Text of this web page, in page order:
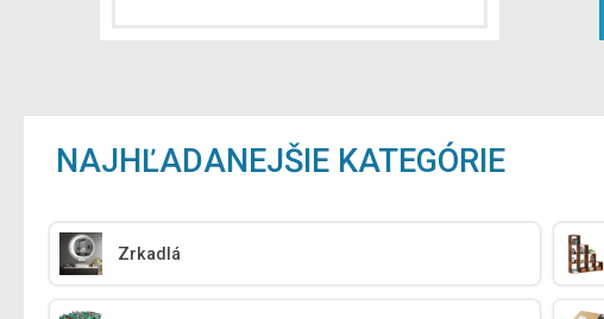
NAJHĽADANEJŠIE KATEGÓRIE
Zrkadlá